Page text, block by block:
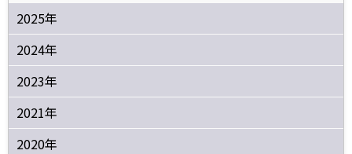
2025年
2024年
2023年
2021年
2020年